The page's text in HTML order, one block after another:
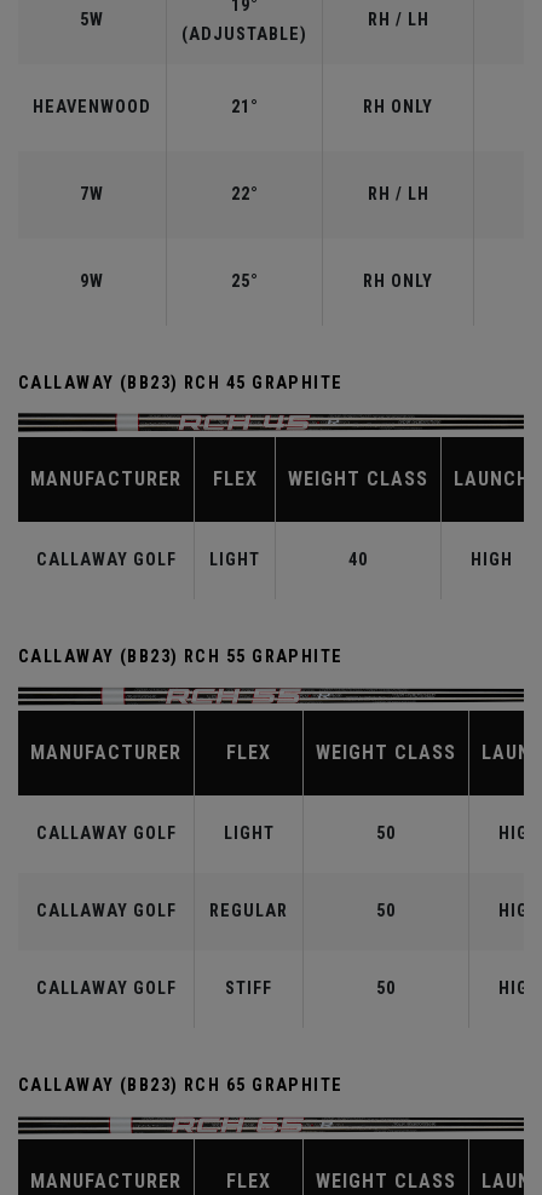
5W
19°
(ADJUSTABLE)
RH / LH
HEAVENWOOD 21° RH ONLY
7W 22° RH / LH
9W 25° RH ONLY
CALLAWAY (BB23) RCH 45 GRAPHITE
MANUFACTURER FLEX WEIGHT CLASS LAUNCH
CALLAWAY GOLF LIGHT 40 HIGH
CALLAWAY (BB23) RCH 55 GRAPHITE
MANUFACTURER FLEX WEIGHT CLASS
CALLAWAY GOLF LIGHT 50 HIGH
CALLAWAY GOLF REGULAR 50 HIGH
CALLAWAY GOLF STIFF 50 HIGH
CALLAWAY (BB23) RCH 65 GRAPHITE
MANUFACTURER FLEX WEIGHT CLASS